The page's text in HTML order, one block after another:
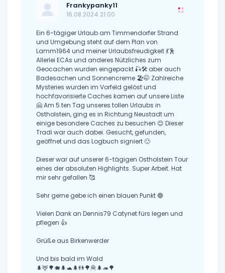
Frankypanky11
16.08.2024 21:00
Ein 6-tägiger Urlaub am Timmendorfer Strand
und Umgebung steht auf dem Plan von
Lamm1964 und meiner Urlaubsfreudigkeit 💃🕺
Allerlei ECAs und anderes Nützliches zum
Geocachen wurden eingepackt 🎣🛠 aber auch
Badesachen und Sonnencreme 🏖🤭 Zahlreiche
Mysteries wurden im Vorfeld gelöst und
hochfavorisierte Caches kamen auf unsere Liste
🤗 Am 5.ten Tag unseres tollen Urlaubs in
Ostholstein, ging es in Richtung Neustadt um
einige besondere Caches zu besuchen 😊 Dieser
Tradi war auch dabei. Gesucht, gefunden,
geöffnet und das Logbuch signiert 🙂
Dieser war auf unserer 6-tägigen Ostholstein Tour
eines der absoluten Highlights. Super Arbeit. Hat
mir sehr gefallen 🥰
Sehr gerne gebe ich einen blauen Punkt 🔵
Vielen Dank an Dennis79 Catynet fürs legen und
pflegen 👍
Grüße aus Birkenwerder
Und bis bald im Wald
🌲🦌🌳🐗🌲🐢🌲👫🌳🦧🌲🦔🌳